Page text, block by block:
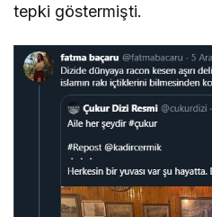
tepki göstermişti.